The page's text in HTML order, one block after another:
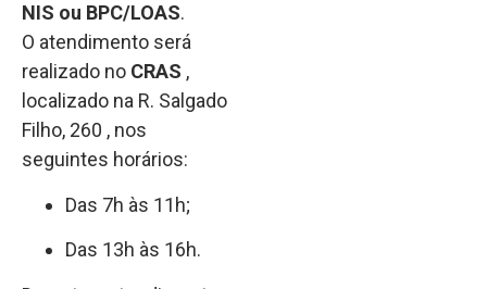
NIS ou BPC/LOAS.
O atendimento será
realizado no CRAS ,
localizado na R. Salgado
Filho, 260 , nos
seguintes horários:
Das 7h às 11h;
Das 13h às 16h.